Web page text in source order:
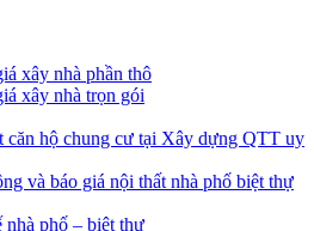
xây nhà phần thô
xây nhà trọn gói
căn hộ chung cư tại Xây dựng QTT uy
và báo giá nội thất nhà phố biệt thự
nhà phố – biệt thự